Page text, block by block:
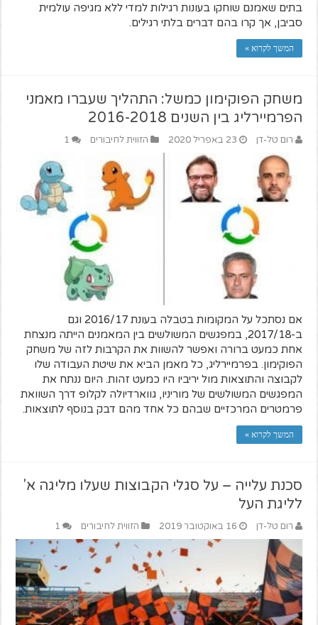
בתים שאמנם שוחקו בעונות רגילות למדי ללא מגיפה עולמית
סביבן, אך קרו בהם דברים בלתי רגילים.
המשך לקרוא »
משחק הפוקימון כמשל: התהליך שעברו מאמני
הפרמיירליג בין השנים 2016-2018
רום טל-דן 23 באפריל 2020 הזווית לחיבורים 1
אם נסתכל על המקומות בטבלה בעונת 2016/17 וגם
ב-2017/18, במפגשים המשולשים בין המאמנים הייתה מנצחת
אחת כמעט ברורה ואפשר להשוות את הקרבות לזה של משחק
הפוקימון. בפרמיירליג, כל מאמן הביא את שיטת העבודה שלו
לקבוצה והתוצאות מול יריביו היו כמעט זהות. היום ננתח את
המפגשים המשולשים של מוריניו, גווארדיולה לקלופ דרך השוואת
פרמטרים המרכזיים שבהם כל אחד מהם דבק בנוסף לתוצאות.
המשך לקרוא »
סכנת עלייה – על סגלי הקבוצות שעלו מליגה א'
לליגת העל
רום טל-דן 16 באוקטובר 2019 הזווית לחיבורים 1